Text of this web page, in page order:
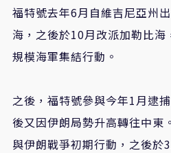
福特號去年6月自維吉尼亞州
海，之後於10月改派加勒比
規模海軍集結行動。
之後，福特號參與今年1月逮
後又因伊朗局勢升高轉往中東
與伊朗戰爭初期行動，之後於